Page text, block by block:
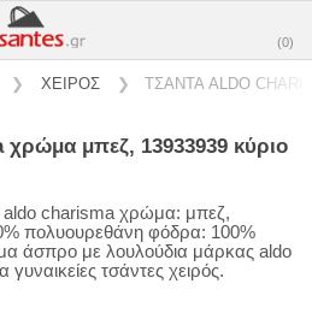
(0)
❯ ΧΕΙΡΟΣ ❯ ΤΣΑΝΤΑ ALDO
aldo charisma χρώμα: μπεζ,
πολυουρεθάνη φόδρα: 100%
άσπρο με λουλούδια μάρκας aldo
τσάντες χειρός.